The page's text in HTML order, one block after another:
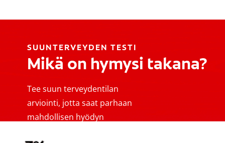
SUUNTERVEYDEN TESTI
Mikä on hymysi takana?
Tee suun terveydentilan
arviointi, jotta saat parhaan
mahdollisen hyödyn